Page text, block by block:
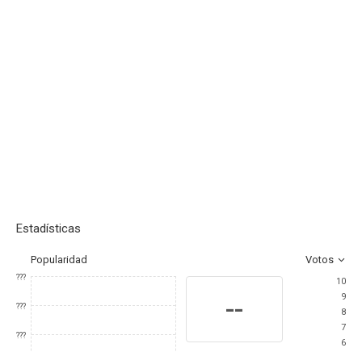
Estadísticas
Popularidad Votos
???
???
???
--
10
9
8
7
6